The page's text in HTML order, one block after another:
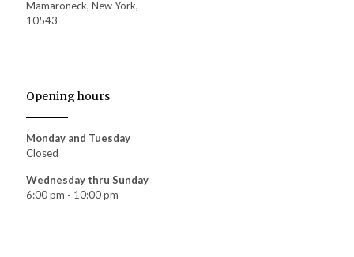
Mamaroneck, New York,
10543
Opening hours
Monday and Tuesday
Closed
Wednesday thru Sunday
6:00 pm - 10:00 pm